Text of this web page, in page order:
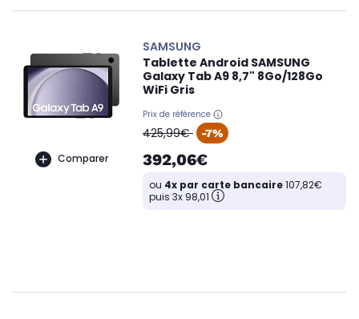
Comparer
SAMSUNG
Tablette Android SAMSUNG
Galaxy Tab A9 8,7" 8Go/128Go
WiFi Gris
Prix de référence
oldPrice
425,99€ -7%
392,06€
ou 4x par carte bancaire107,82€
puis 3x 98,01